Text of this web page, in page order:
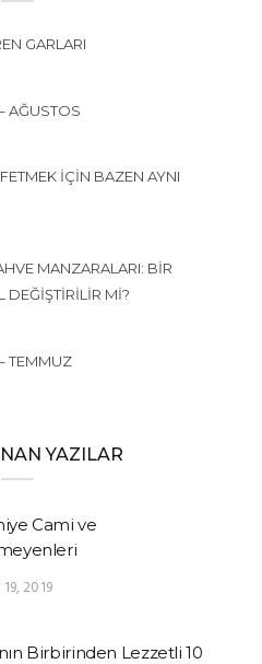
GARLARI
AĞUSTOS
İÇIN BAZEN AYNI
MANZARALARI: BIR
DEĞIŞTIRILIR MI?
TEMMUZ
YAZILAR
Cami ve
2019
Birbirinden Lezzetli 10